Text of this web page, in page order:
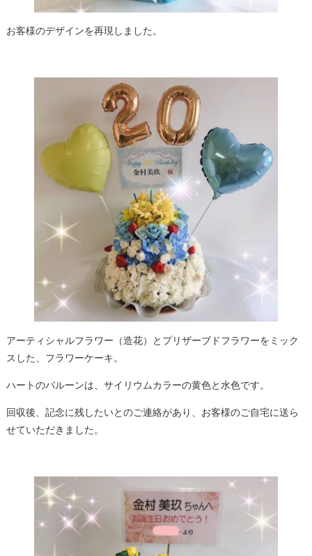
お客様のデザインを再現しました。
アーティシャルフラワー（造花）とプリザーブドフラワーをミック
スした、フラワーケーキ。
ハートのバルーンは、サイリウムカラーの黄色と水色です。
回収後、記念に残したいとのご連絡があり、お客様のご自宅に送ら
せていただきました。